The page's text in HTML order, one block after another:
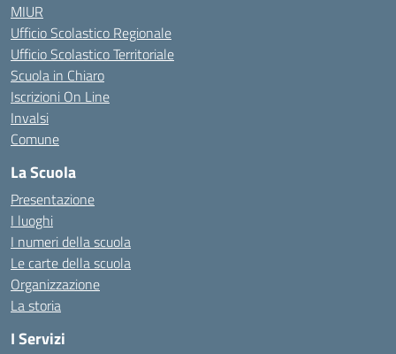
MIUR
Ufficio Scolastico Regionale
Ufficio Scolastico Territoriale
Scuola in Chiaro
Iscrizioni On Line
Invalsi
Comune
La Scuola
Presentazione
I luoghi
I numeri della scuola
Le carte della scuola
Organizzazione
La storia
I Servizi